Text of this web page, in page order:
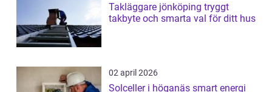
Takläggare jönköping tryggt
takbyte och smarta val för ditt hus
02 april 2026
Solceller i höganäs smart energi